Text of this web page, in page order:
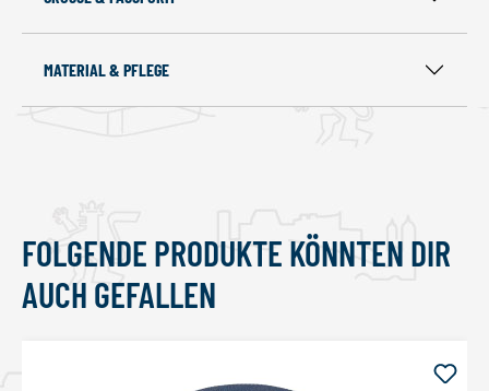
MATERIAL & PFLEGE
Produktgalerie überspringen
FOLGENDE PRODUKTE KÖNNTEN DIR
AUCH GEFALLEN